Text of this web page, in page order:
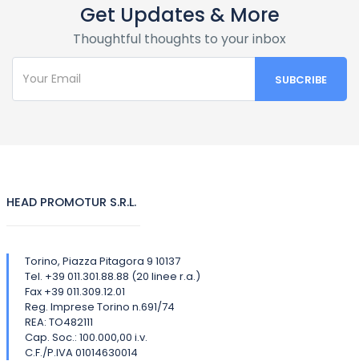
Get Updates & More
Thoughtful thoughts to your inbox
HEAD PROMOTUR S.R.L.
Torino, Piazza Pitagora 9 10137
Tel. +39 011.301.88.88 (20 linee r.a.)
Fax +39 011.309.12.01
Reg. Imprese Torino n.691/74
REA: TO482111
Cap. Soc.: 100.000,00 i.v.
C.F./P.IVA 01014630014